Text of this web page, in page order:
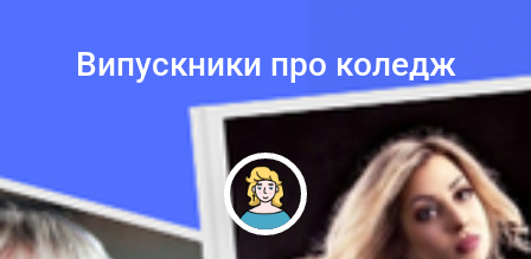
Випускники про коледж